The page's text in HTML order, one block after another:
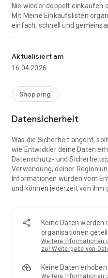
Nie wieder doppelt einkaufen
Mit Meine Einkaufslisten
einfach, schnell und
👨‍👩‍👧 Gemeinsame
⚡ Superschnell & einfach:
sofort loslegen.
📱 Immer dabei: Deine Einkaufsliste ist jederzeit auf deinem
🤝 Teilen leicht gemacht:
Einkauf gemeinsam.
🍳 Zutaten direkt aus
Zutaten von Rezept-
🚀 DEINE VORTEILE IM ALLTAG
* Nie wieder doppelte Einkäufe
* Kein Chaos mehr beim
* Bessere Abstimmung mit
* Perfekt für die Essensplanung
Aktualisiert am
16.04.2026
Shopping
Datensicherheit
Was die Sicherheit angeht,
wie Entwickler deine Daten
Datenschutz- und
Verwendung, deiner Region
Informationen wurden vom
und können jederzeit von ihm
Keine Daten
organisationen
Weitere Informationen
zur Weitergabe von
Keine Daten erhoben
Weitere Informationen